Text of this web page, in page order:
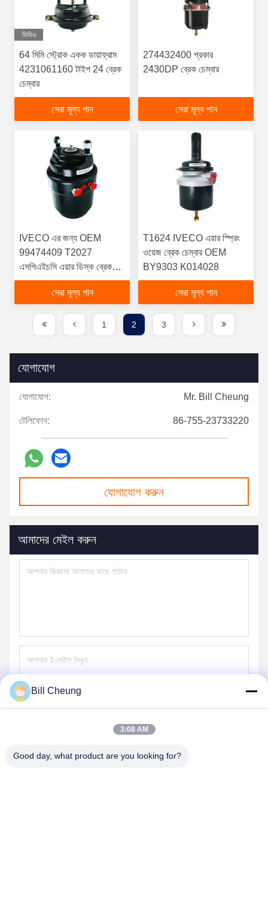
ভিডিও
64 মিমি স্ট্রোক একক ডায়াফ্রাম
4231061160 টাইপ 24 ব্রেক
চেম্বার
সেরা মূল্য পান
274432400 প্রকার
2430DP ব্রেক চেম্বার
সেরা মূল্য পান
IVECO এর জন্য OEM
99474409 T2027
এসপিএইচসি এয়ার ডিস্ক ব্রেক
চেম্বার
সেরা মূল্য পান
T1624 IVECO এয়ার স্প্রিং
ওয়েজ ব্রেক চেম্বার OEM
BY9303 K014028
সেরা মূল্য পান
1 2 3
যোগাযোগ
যোগাযোগ: Mr. Bill Cheung
টেলিফোন: 86-755-23733220
যোগাযোগ করুন
আমাদের মেইল ​​করুন
Bill Cheung
3:08 AM
Good day, what product are you looking for?